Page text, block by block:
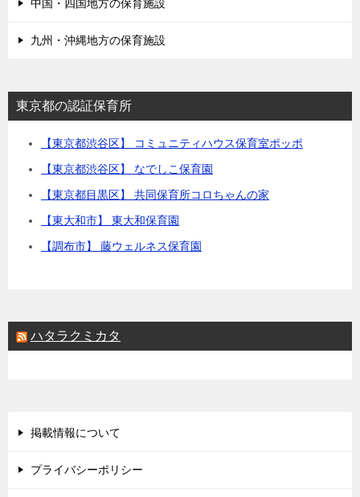
中国・四国地方の保育施設
九州・沖縄地方の保育施設
東京都の認証保育所
【東京都渋谷区】 コミュニティハウス保育室ポッポ
【東京都渋谷区】 なでしこ保育園
【東京都目黒区】 共同保育所コロちゃんの家
【東大和市】 東大和保育園
【調布市】 藤ウェルネス保育園
ハタラクミカタ
掲載情報について
プライバシーポリシー